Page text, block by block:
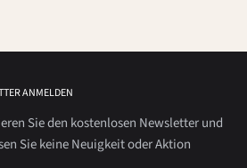
ANMELDEN
Sie den kostenlosen Newsletter und
Sie keine Neuigkeit oder Aktion